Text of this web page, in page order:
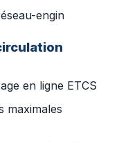
engin
en ligne ETCS
maximales